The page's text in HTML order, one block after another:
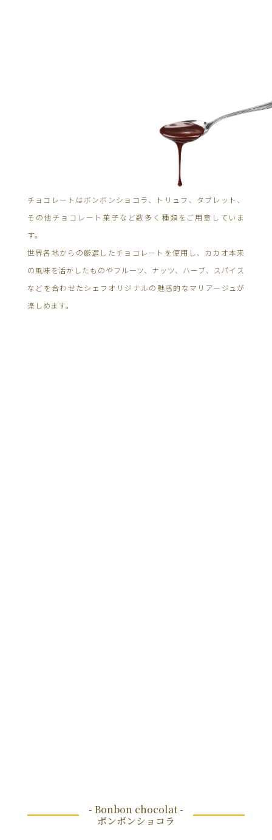
チョコレートはボンボンショコラ、トリュフ、タブレット、
その他チョコレート菓子など数多く種類をご用意していま
す。
世界各地からの厳選したチョコレートを使用し、カカオ本来
の風味を活かしたものやフルーツ、ナッツ、ハーブ、スパイス
などを合わせたシェフオリジナルの魅惑的なマリアージュが
楽しめます。
- Bonbon chocolat -
ボンボンショコラ